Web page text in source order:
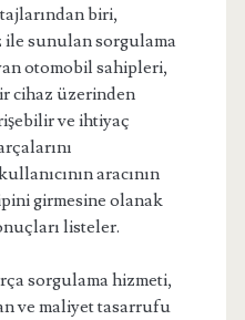
biri,
ile sunulan sorgulama
otomobil sahipleri,
cihaz üzerinden
ve ihtiyaç
aracının
girmesine olanak
listeler.
sorgulama hizmeti,
ve maliyet tasarrufu